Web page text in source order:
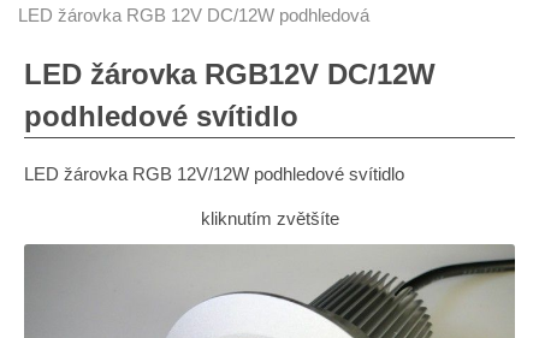
LED žárovka RGB 12V DC/12W podhledová
LED žárovka RGB12V DC/12W
podhledové svítidlo
LED žárovka RGB 12V/12W podhledové svítidlo
kliknutím zvětšíte